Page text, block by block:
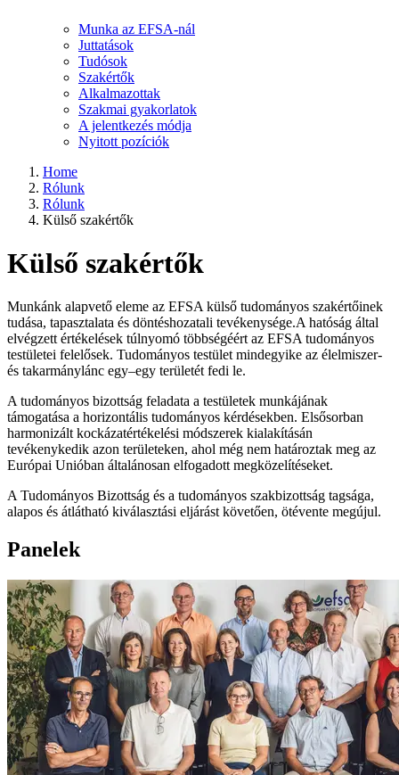
Munka az EFSA-nál
Juttatások
Tudósok
Szakértők
Alkalmazottak
Szakmai gyakorlatok
A jelentkezés módja
Nyitott pozíciók
Home
Rólunk
Rólunk
Külső szakértők
Külső szakértők
Munkánk alapvető eleme az EFSA külső tudományos szakértőinek
tudása, tapasztalata és döntéshozatali tevékenysége.A hatóság által
elvégzett értékelések túlnyomó többségéért az EFSA tudományos
testületei felelősek. Tudományos testület mindegyike az élelmiszer-
és takarmánylánc egy–egy területét fedi le.
A tudományos bizottság feladata a testületek munkájának
támogatása a horizontális tudományos kérdésekben. Elsősorban
harmonizált kockázatértékelési módszerek kialakításán
tevékenykedik azon területeken, ahol még nem határoztak meg az
Európai Unióban általánosan elfogadott megközelítéseket.
A Tudományos Bizottság és a tudományos szakbizottság tagsága,
alapos és átlátható kiválasztási eljárást követően, ötévente megújul.
Panelek